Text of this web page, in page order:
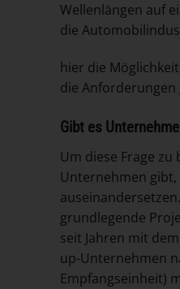
Wellenlängen auf
die
hier die
die Anforderungen
Gibt es
Um diese Frage
Unternehmen
grundlegende
seit Jahren mit
up-Unternehmen
Empfangseinheit)